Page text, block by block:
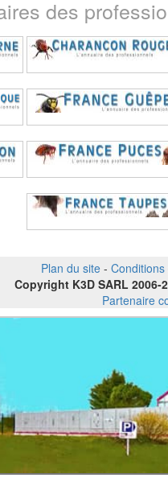
des
Plan du site -
Copyright K3D SARL 2006-
Partenaire